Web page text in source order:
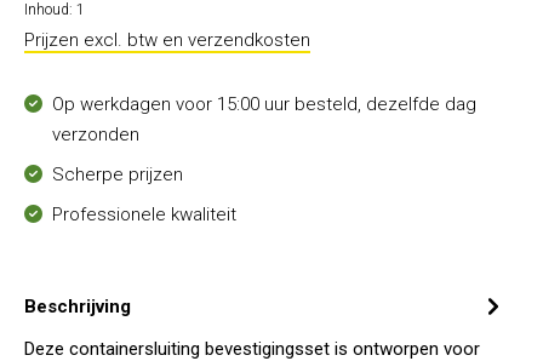
Inhoud: 1
Prijzen excl. btw en verzendkosten
Op werkdagen voor 15:00 uur besteld, dezelfde dag
verzonden
Scherpe prijzen
Professionele kwaliteit
Beschrijving
Deze containersluiting bevestigingsset is ontworpen voor